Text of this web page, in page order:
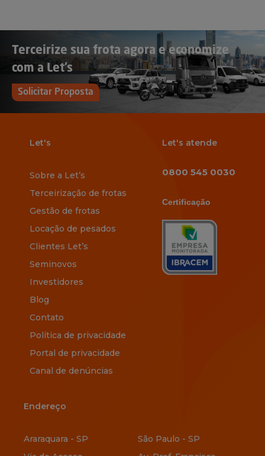
Terceirize sua frota agora e economize
com a Let’s
Solicitar Proposta
Let's
Sobre a Let’s
Terceirização de frotas
Gestão de frotas
Locação de pesados
Clientes Let’s
Seminovos
Investidores
Blog
Contato
Política de privacidade
Portal de privacidade
Canal de denúncias
Let's atende
0800 545 0030
Certificação
Endereço
Araraquara - SP
São Paulo - SP